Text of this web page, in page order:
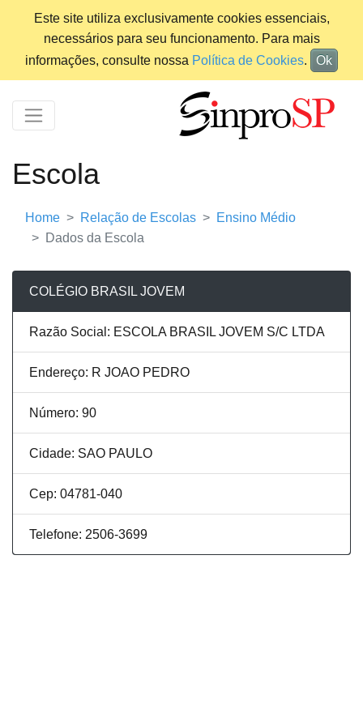
Este site utiliza exclusivamente cookies essenciais,
necessários para seu funcionamento. Para mais
informações, consulte nossa Política de Cookies. Ok
Escola
Home Relação de Escolas
Ensino Médio
Dados da Escola
COLÉGIO BRASIL JOVEM
Razão Social: ESCOLA BRASIL JOVEM S/C LTDA
Endereço: R JOAO PEDRO
Número: 90
Cidade: SAO PAULO
Cep: 04781-040
Telefone: 2506-3699